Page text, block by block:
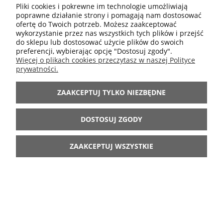
ŚWIECA WALCOWA RUSTYKALNA LENE BJERRE 6
CM - OBERŻYNA
Cena regularna:15,90 zł
Pliki cookies i pokrewne im technologie umożliwiają
poprawne działanie strony i pomagają nam dostosować
ofertę do Twoich potrzeb. Możesz zaakceptować
wykorzystanie przez nas wszystkich tych plików i przejść
do sklepu lub dostosować użycie plików do swoich
preferencji, wybierając opcję "Dostosuj zgody".
Więcej o plikach cookies przeczytasz w naszej Polityce
prywatności.
ZAAKCEPTUJ TYLKO NIEZBĘDNE
DOSTOSUJ ZGODY
ZAAKCEPTUJ WSZYSTKIE